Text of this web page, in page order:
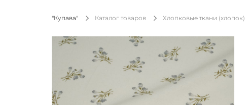
"Купава" Каталог товаров Хлопковые ткани (хлопок)